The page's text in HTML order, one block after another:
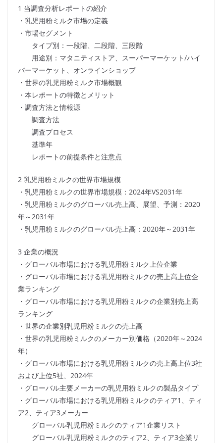
1 当調査分析レポートの紹介
・乳児用粉ミルク市場の定義
・市場セグメント
タイプ別：一段階、二段階、三段階
用途別：マタニティストア、スーパーマーケット/ハイ
パーマーケット、オンラインショップ
・世界の乳児用粉ミルク市場概観
・本レポートの特徴とメリット
・調査方法と情報源
調査方法
調査プロセス
基準年
レポートの前提条件と注意点
2 乳児用粉ミルクの世界市場規模
・乳児用粉ミルクの世界市場規模：2024年VS2031年
・乳児用粉ミルクのグローバル売上高、展望、予測：2020
年～2031年
・乳児用粉ミルクのグローバル売上高：2020年～2031年
3 企業の概況
・グローバル市場における乳児用粉ミルク上位企業
・グローバル市場における乳児用粉ミルクの売上高上位企
業ランキング
・グローバル市場における乳児用粉ミルクの企業別売上高
ランキング
・世界の企業別乳児用粉ミルクの売上高
・世界の乳児用粉ミルクのメーカー別価格（2020年～2024
年）
・グローバル市場における乳児用粉ミルクの売上高上位3社
および上位5社、2024年
・グローバル主要メーカーの乳児用粉ミルクの製品タイプ
・グローバル市場における乳児用粉ミルクのティア1、ティ
ア2、ティア3メーカー
グローバル乳児用粉ミルクのティア1企業リスト
グローバル乳児用粉ミルクのティア2、ティア3企業リ